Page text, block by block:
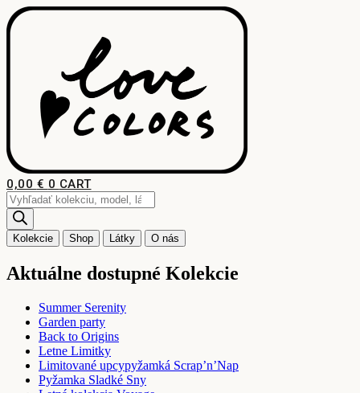
Preskočiť
na
0,00 € 0 CART
Products
search
Kolekcie Shop Látky O nás
Aktuálne dostupné Kolekcie
Summer Serenity
Garden party
Back to Origins
Letne Limitky
Limitované upcypyžamká Scrap’n’Nap
Pyžamka Sladké Sny